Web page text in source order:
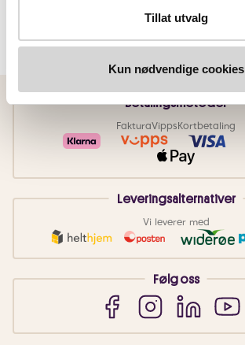
Tillat utvalg
Kun nødvendige cookies
Betalingsmetoder
FakturaVippsKortbetaling
Leveringsalternativer
Vi leverer med
Følg oss